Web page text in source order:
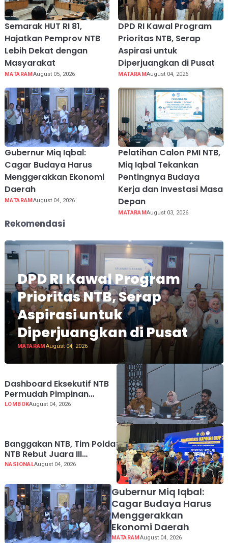
Semarak HUT RI 81,
Hajatkan Pemprov NTB
Lebih Dekat dengan
Masyarakat
MATARAMAugust 05, 2026
DPD RI Kawal Program
Prioritas NTB, Serap
Aspirasi untuk
Diperjuangkan di Pusat
MATARAMAugust 04, 2026
Gubernur Miq Iqbal:
Cagar Budaya Harus
Menggerakkan Ekonomi
Daerah
MATARAMAugust 04, 2026
Pelatihan Calon PMI NTB,
Miq Iqbal Tekankan
Pentingnya Budaya
Kerja dan Investasi Masa
Depan
MATARAMAugust 03, 2026
Rekomendasi
DPD RI Kawal Program
Prioritas NTB, Serap
Aspirasi untuk
Diperjuangkan di Pusat
MATARAMAugust 04, 2026
Dashboard Eksekutif NTB
Permudah Pimpinan
Pantau Kinerja
LOMBOKAugust 04, 2026
Banggakan NTB, Tim Polda
NTB Rebut Juara III
Bulutangkis Kapolri Cup
NASIONALAugust 04, 2026
Gubernur Miq Iqbal:
Cagar Budaya Harus
Menggerakkan
Ekonomi Daerah
MATARAMAugust 04, 2026